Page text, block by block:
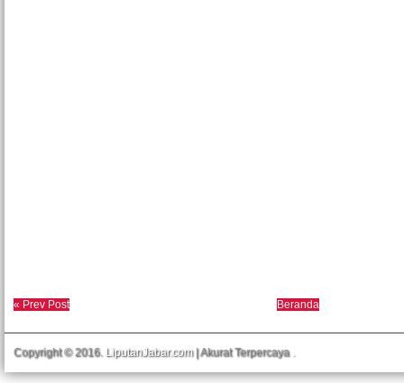
« Prev Post Beranda
Copyright © 2016. LiputanJabar.com| Akurat Terpercaya